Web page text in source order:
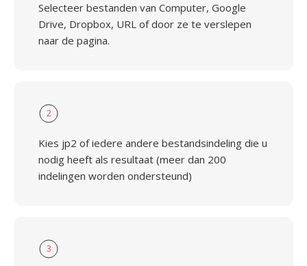
Selecteer bestanden van Computer, Google
Drive, Dropbox, URL of door ze te verslepen
naar de pagina.
2
Kies jp2 of iedere andere bestandsindeling die u
nodig heeft als resultaat (meer dan 200
indelingen worden ondersteund)
3